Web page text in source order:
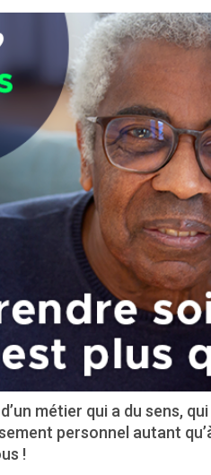
métier qui a du sens,
personnel autant
!